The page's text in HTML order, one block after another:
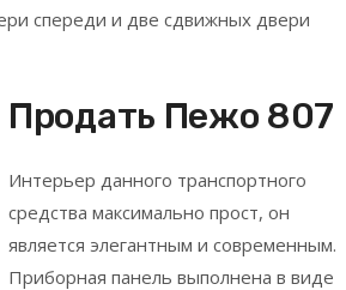
спереди и две сдвижных двери
Продать Пежо 807
Интерьер данного транспортного
средства максимально прост, он
является элегантным и современным.
Приборная панель выполнена в виде